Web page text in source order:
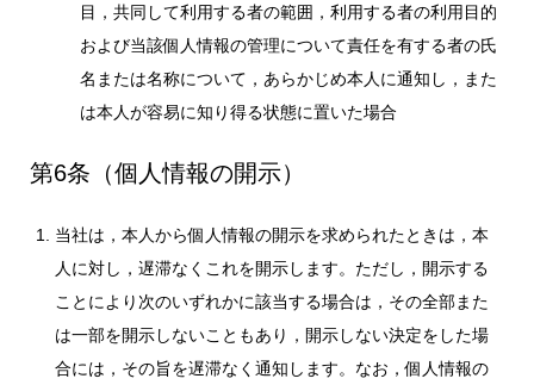
目，共同して利用する者の範囲，利用する者の利用目的
および当該個人情報の管理について責任を有する者の氏
名または名称について，あらかじめ本人に通知し，また
は本人が容易に知り得る状態に置いた場合
第6条（個人情報の開示）
当社は，本人から個人情報の開示を求められたときは，本
人に対し，遅滞なくこれを開示します。ただし，開示する
ことにより次のいずれかに該当する場合は，その全部また
は一部を開示しないこともあり，開示しない決定をした場
合には，その旨を遅滞なく通知します。なお，個人情報の